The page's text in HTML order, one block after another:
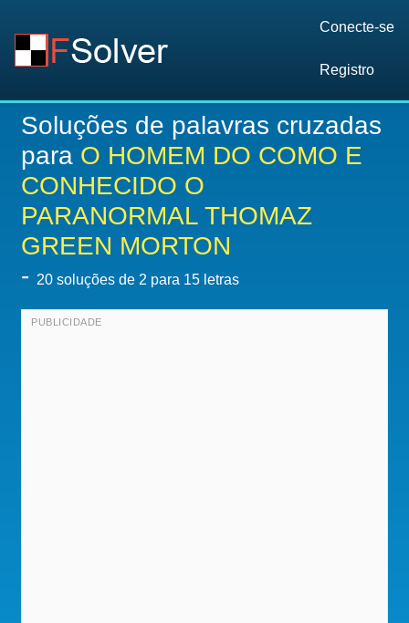
Conecte-se
Registro
Soluções de palavras cruzadas
para O HOMEM DO COMO E
CONHECIDO O
PARANORMAL THOMAZ
GREEN MORTON
- 20 soluções de 2 para 15 letras